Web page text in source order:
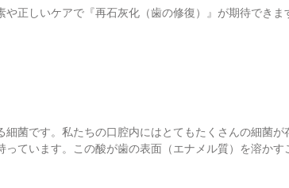
正しいケアで『再石灰化（歯の修復）』が期待できま
菌です。私たちの口腔内にはとてもたくさんの細菌が
っています。この酸が歯の表面（エナメル質）を溶かす